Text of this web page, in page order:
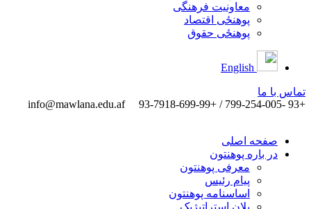
معاونیت فرهنگی
پوهنځی اقتصاد
پوهنځی حقوق
تماس ‌با ‌ما
+93 -799-254-005 / +93-7918-699-99
info@mawlana.edu.af
صفحه اصلی
در باره پوهنتون
معرفی پوهنتون
پیام رئیس
اساسنامه پوهنتون
پلان استراتیژیک